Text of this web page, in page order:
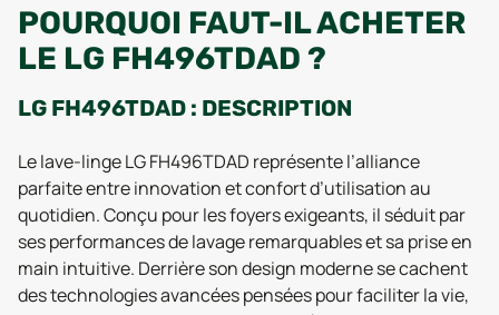
POURQUOI FAUT-IL ACHETER
LE LG FH496TDAD ?
LG FH496TDAD : DESCRIPTION
Le lave-linge LG FH496TDAD représente l’alliance
parfaite entre innovation et confort d’utilisation au
quotidien. Conçu pour les foyers exigeants, il séduit par
ses performances de lavage remarquables et sa prise en
main intuitive. Derrière son design moderne se cachent
des technologies avancées pensées pour faciliter la vie,